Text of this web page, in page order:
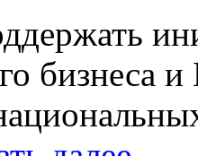
бизнеса